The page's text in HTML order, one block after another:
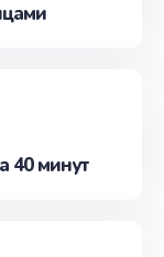
40 минут